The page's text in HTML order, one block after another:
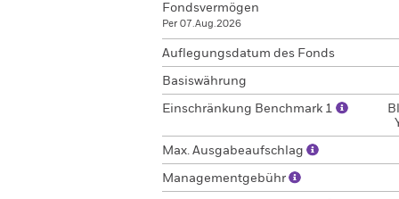
Fondsvermögen
Per 07.Aug.2026
Auflegungsdatum des Fonds
Basiswährung
Einschränkung Benchmark 1
Max. Ausgabeaufschlag
Managementgebühr